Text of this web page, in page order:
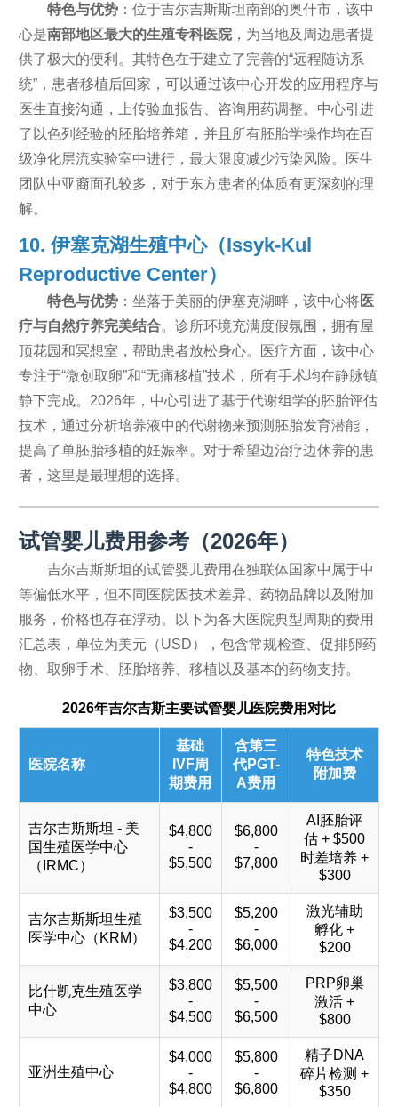
特色与优势：位于吉尔吉斯斯坦南部的奥什市，该中
心是南部地区最大的生殖专科医院，为当地及周边患者提
供了极大的便利。其特色在于建立了完善的“远程随访系
统”，患者移植后回家，可以通过该中心开发的应用程序与
医生直接沟通，上传验血报告、咨询用药调整。中心引进
了以色列经验的胚胎培养箱，并且所有胚胎学操作均在百
级净化层流实验室中进行，最大限度减少污染风险。医生
团队中亚裔面孔较多，对于东方患者的体质有更深刻的理
解。
10. 伊塞克湖生殖中心（Issyk-Kul
Reproductive Center）
特色与优势：坐落于美丽的伊塞克湖畔，该中心将医
疗与自然疗养完美结合。诊所环境充满度假氛围，拥有屋
顶花园和冥想室，帮助患者放松身心。医疗方面，该中心
专注于“微创取卵”和“无痛移植”技术，所有手术均在静脉镇
静下完成。2026年，中心引进了基于代谢组学的胚胎评估
技术，通过分析培养液中的代谢物来预测胚胎发育潜能，
提高了单胚胎移植的妊娠率。对于希望边治疗边休养的患
者，这里是最理想的选择。
试管婴儿费用参考（2026年）
吉尔吉斯斯坦的试管婴儿费用在独联体国家中属于中
等偏低水平，但不同医院因技术差异、药物品牌以及附加
服务，价格也存在浮动。以下为各大医院典型周期的费用
汇总表，单位为美元（USD），包含常规检查、促排卵药
物、取卵手术、胚胎培养、移植以及基本的药物支持。
2026年吉尔吉斯主要试管婴儿医院费用对比
医院名称
基础
IVF周
期费用
含第三
代PGT-
A费用
特色技术
附加费
吉尔吉斯斯坦 - 美
国生殖医学中心
（IRMC）
$4,800
-
$5,500
$6,800
-
$7,800
AI胚胎评
估 + $500
时差培养 +
$300
吉尔吉斯斯坦生殖
医学中心（KRM）
$3,500
-
$4,200
$5,200
-
$6,000
激光辅助
孵化 +
$200
比什凯克生殖医学
中心
$3,800
-
$4,500
$5,500
-
$6,500
PRP卵巢
激活 +
$800
亚洲生殖中心
$4,000
-
$4,800
$5,800
-
$6,800
精子DNA
碎片检测 +
$350